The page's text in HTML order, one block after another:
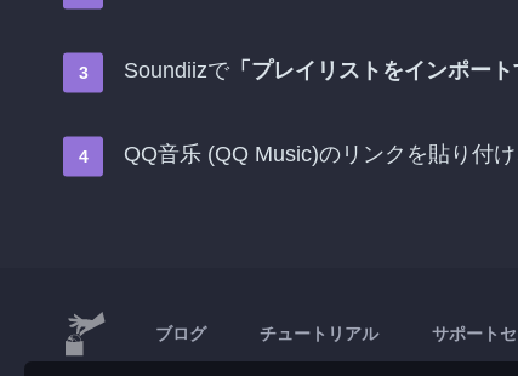
Soundiizで「プレイリストをインポート
QQ音乐 (QQ Music)のリンクを貼り付
ブログ チュートリアル サポート